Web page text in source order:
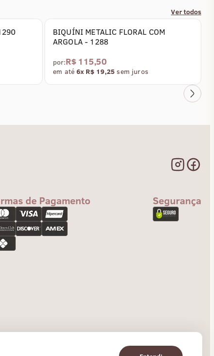
Ver todos
BIQUÍNI METALIC FLORAL COM
ARGOLA - 1288
por:R$ 115,50
em até6x R$ 19,25 sem juros
de Pagamento Segurança